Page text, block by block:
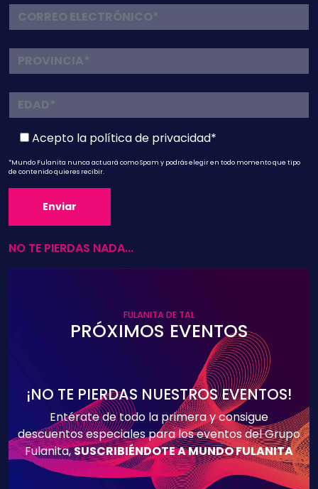
Acepto la política de privacidad*
*Mundo Fulanita nunca actuará como Spam y podrás elegir en todo momento que tipo
de contenido quieres recibir.
NO TE PIERDAS NADA...
FULANITA DE TAL
PRÓXIMOS EVENTOS
¡NO TE PIERDAS NUESTROS EVENTOS!
Entérate de todo la primera y consigue
descuentos especiales para los eventos del Grupo
Fulanita,SUSCRIBIÉNDOTE A MUNDO FULANITA